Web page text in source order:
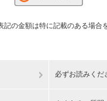
記の金額は特に記載のある場合
必ずお読みくだ